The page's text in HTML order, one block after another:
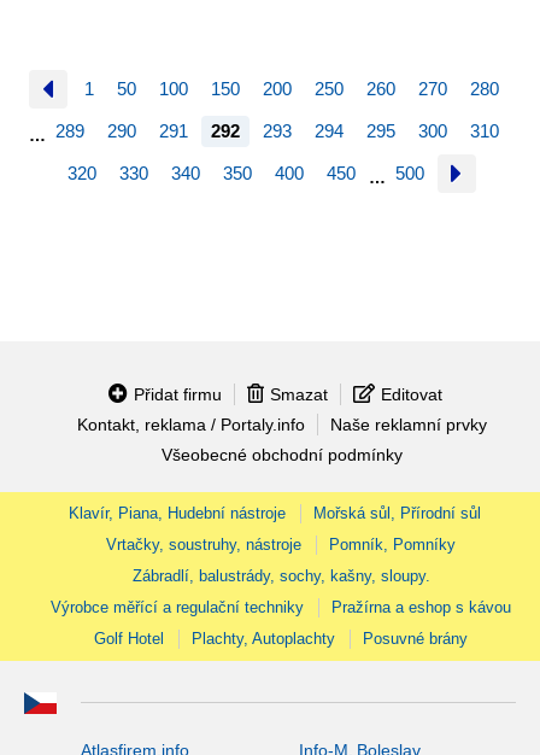
1 50 100 150 200 250 260 270 280
… 289 290 291 292 293 294 295 300 310
320 330 340 350 400 450 … 500
Přidat firmu Smazat
Editovat
Kontakt, reklama / Portaly.info
Naše reklamní prvky
Všeobecné obchodní podmínky
Klavír, Piana, Hudební nástroje
Mořská sůl, Přírodní sůl
Vrtačky, soustruhy, nástroje
Pomník, Pomníky
Zábradlí, balustrády, sochy, kašny, sloupy.
Výrobce měřící a regulační techniky
Pražírna a eshop s kávou
Golf Hotel
Plachty, Autoplachty Posuvné brány
Atlasfirem.info
Info-M. Boleslav